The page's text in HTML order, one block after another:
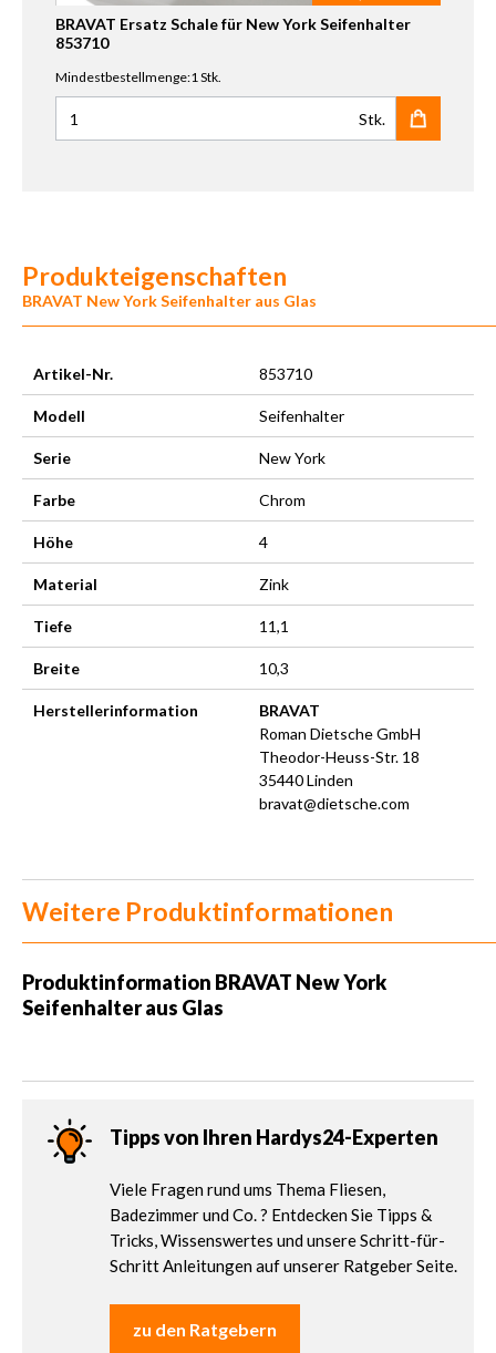
BRAVAT Ersatz Schale für New York Seifenhalter
853710
Mindestbestellmenge:1 Stk.
Anzahl für BRAVAT Ersatz Schale für New York
Stk.
Produkteigenschaften
BRAVAT New York Seifenhalter aus Glas
Artikel-Nr. 853710
Modell Seifenhalter
Serie New York
Farbe Chrom
Höhe 4
Material Zink
Tiefe 11,1
Breite 10,3
Herstellerinformation
BRAVAT
Roman Dietsche GmbH
Theodor-Heuss-Str. 18
35440 Linden
bravat@dietsche.com
Weitere Produktinformationen
Produktinformation BRAVAT New York
Seifenhalter aus Glas
Tipps von Ihren Hardys24-Experten
Viele Fragen rund ums Thema Fliesen,
Badezimmer und Co. ? Entdecken Sie Tipps &
Tricks, Wissenswertes und unsere Schritt-für-
Schritt Anleitungen auf unserer Ratgeber Seite.
zu den Ratgebern